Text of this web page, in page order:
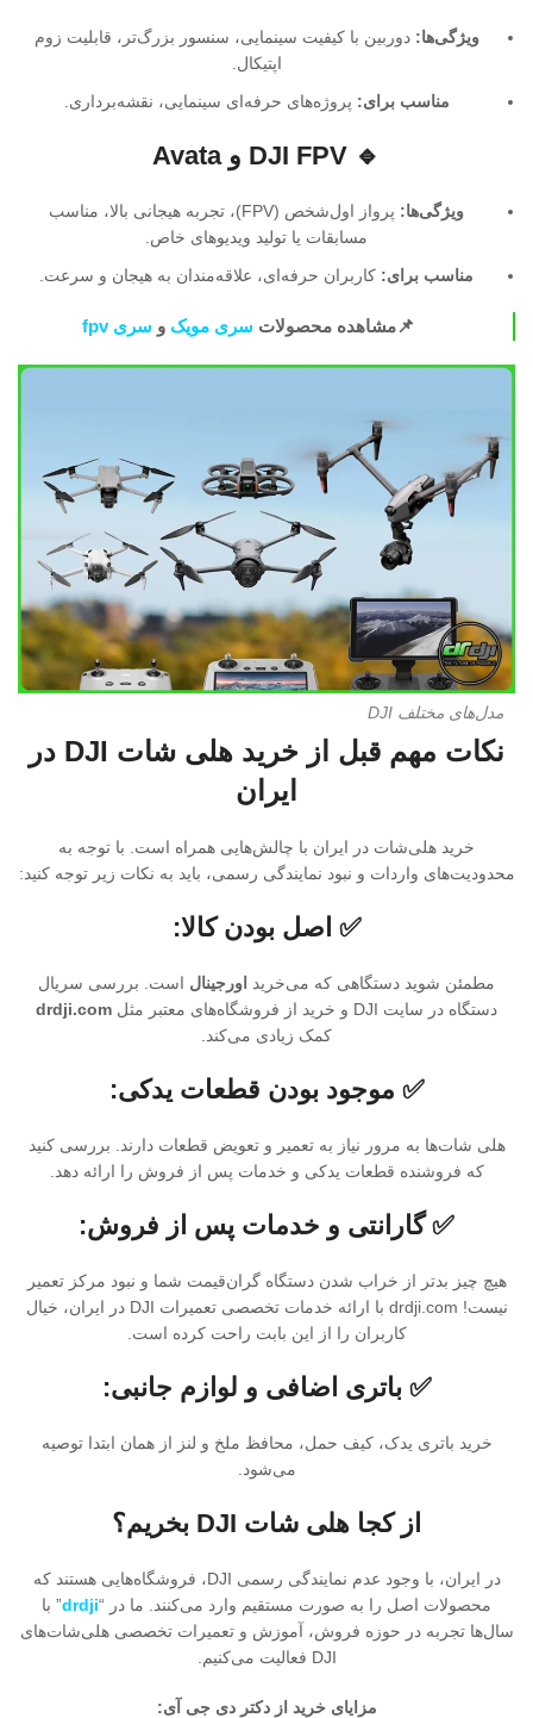
ویژگی‌ها: دوربین با کیفیت سینمایی، سنسور بزرگ‌تر، قابلیت زوم
اپتیکال.
مناسب برای: پروژه‌های حرفه‌ای سینمایی، نقشه‌برداری.
🔹 DJI FPV و Avata
ویژگی‌ها:
پرواز اول‌شخص (FPV)، تجربه هیجانی بالا، مناسب
مسابقات یا تولید ویدیوهای خاص.
مناسب برای: کاربران حرفه‌ای، علاقه‌مندان به هیجان و سرعت.
📌مشاهده محصولات سری مویک و سری fpv
مدل‌های مختلف DJI
نکات مهم قبل از خرید هلی شات DJI در
ایران
خرید هلی‌شات در ایران با چالش‌هایی همراه است. با توجه به
محدودیت‌های واردات و نبود نمایندگی رسمی، باید به نکات زیر توجه کنید:
✅ اصل بودن کالا:
مطمئن شوید دستگاهی که می‌خرید اورجینال است. بررسی سریال
دستگاه در سایت DJI و خرید از فروشگاه‌های معتبر مثل
drdji.com
کمک زیادی می‌کند.
✅ موجود بودن قطعات یدکی:
هلی شات‌ها به مرور نیاز به تعمیر و تعویض قطعات دارند. بررسی کنید
که فروشنده قطعات یدکی و خدمات پس از فروش را ارائه دهد.
✅ گارانتی و خدمات پس از فروش:
هیچ چیز بدتر از خراب شدن دستگاه گران‌قیمت شما و نبود مرکز تعمیر
نیست! drdji.com با ارائه خدمات تخصصی تعمیرات DJI در ایران، خیال
کاربران را از این بابت راحت کرده است.
✅ باتری اضافی و لوازم جانبی:
خرید باتری یدک، کیف حمل، محافظ ملخ و لنز از همان ابتدا توصیه
می‌شود.
از کجا هلی شات DJI بخریم؟
در ایران، با وجود عدم نمایندگی رسمی DJI، فروشگاه‌هایی هستند که
محصولات اصل را به صورت مستقیم وارد می‌کنند. ما در “drdji” با
سال‌ها تجربه در حوزه فروش، آموزش و تعمیرات تخصصی هلی‌شات‌های
DJI فعالیت می‌کنیم.
مزایای خرید از دکتر دی جی آی: